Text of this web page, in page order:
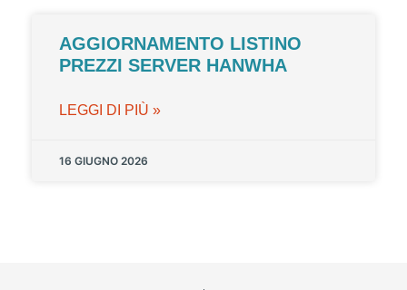
AGGIORNAMENTO LISTINO
PREZZI SERVER HANWHA
LEGGI DI PIÙ »
16 GIUGNO 2026